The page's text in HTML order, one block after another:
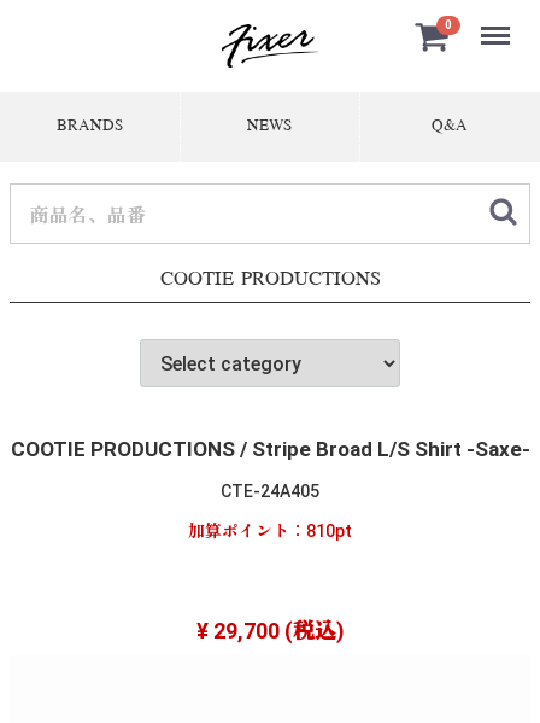
0 Menu
BRANDS NEWS Q&A
COOTIE PRODUCTIONS
COOTIE PRODUCTIONS / Stripe Broad L/S Shirt -Saxe-
CTE-24A405
加算ポイント： 810pt
¥ 29,700(税込)